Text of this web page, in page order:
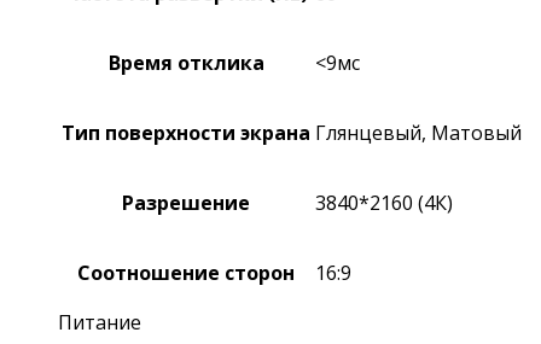
Время отклика <9мс
Тип поверхности экрана Глянцевый, Матовый
Разрешение 3840*2160 (4К)
Соотношение сторон
16:9
Питание